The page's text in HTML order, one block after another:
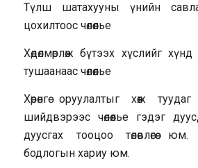
Түлш шатахууны үнийн
цохилтоос чөлөөлье
Хөдөлмөрлөж бүтээх хүслийг хүнд
тушаанаас чөлөөлье
Хөрөнгө оруулалтыг хөөж
шийдвэрээс чөлөөлье гэдэг
дуусгах тооцоо төлөвлөгөө
бодлогын хариу юм.